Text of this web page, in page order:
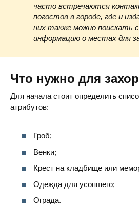
часто встречаются
погостов в городе, где и
них также можно
информацию о местах для
Что нужно для
Для начала стоит определить
атрибутов:
Гроб;
Венки;
Крест на кладбище или
Одежда для усопшего;
Ограда.